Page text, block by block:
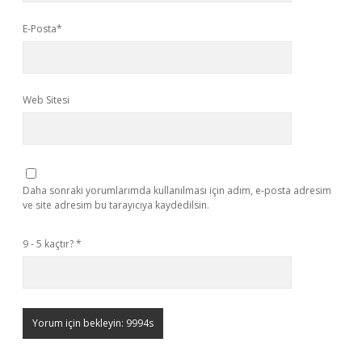
E-Posta*
Web Sitesi
Daha sonraki yorumlarımda kullanılması için adım, e-posta adresim
ve site adresim bu tarayıcıya kaydedilsin.
9 - 5 kaçtır?*